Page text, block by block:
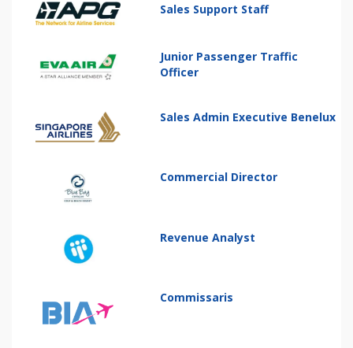
Sales Support Staff
Junior Passenger Traffic
Officer
Sales Admin Executive Benelux
Commercial Director
Revenue Analyst
Commissaris